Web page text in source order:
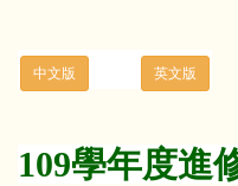
109學年度進